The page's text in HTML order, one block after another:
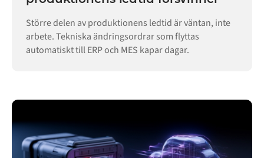
Större delen av produktionens ledtid är väntan, inte
arbete. Tekniska ändringsordrar som flyttas
automatiskt till ERP och MES kapar dagar.